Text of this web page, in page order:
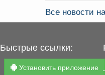
Все новости
Быстрые ссылки:
Установить приложение